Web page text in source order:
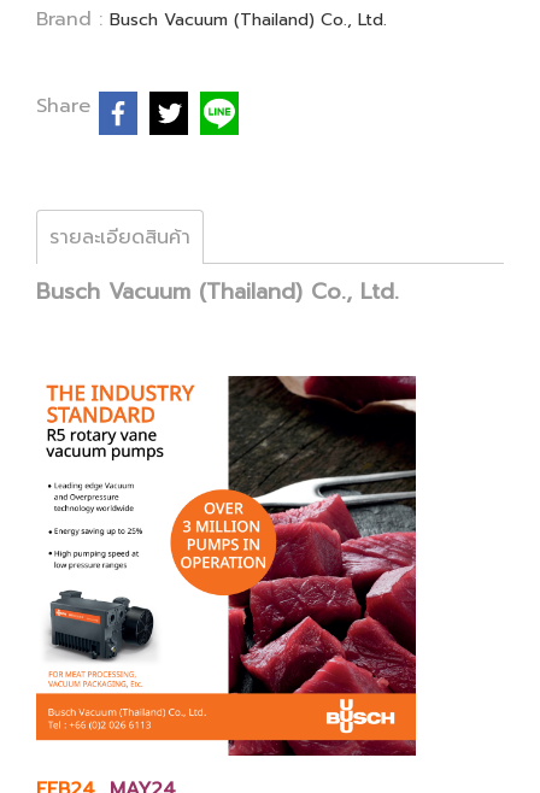
Brand : Busch Vacuum (Thailand) Co., Ltd.
Share
รายละเอียดสินค้า
Busch Vacuum (Thailand) Co., Ltd.